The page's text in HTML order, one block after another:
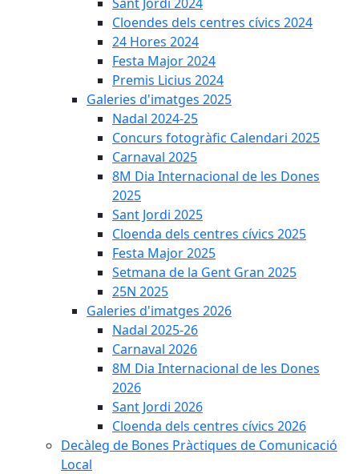
Cloendes dels centres cívics 2024
24 Hores 2024
Festa Major 2024
Premis Licius 2024
Galeries d'imatges 2025
Nadal 2024-25
Concurs fotogràfic Calendari 2025
Carnaval 2025
8M Dia Internacional de les Dones
2025
Sant Jordi 2025
Cloenda dels centres cívics 2025
Festa Major 2025
Setmana de la Gent Gran 2025
25N 2025
Galeries d'imatges 2026
Nadal 2025-26
Carnaval 2026
8M Dia Internacional de les Dones
2026
Sant Jordi 2026
Cloenda dels centres cívics 2026
Decàleg de Bones Pràctiques de Comunicació
Local